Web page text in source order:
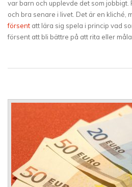
var barn och upplevde det som jobbigt.
och bra senare i livet. Det är en kliché,
försent att lära sig spela i princip vad
försent att bli bättre på att rita eller måla.